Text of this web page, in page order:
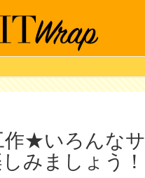
作★いろんなサ
みましょう！